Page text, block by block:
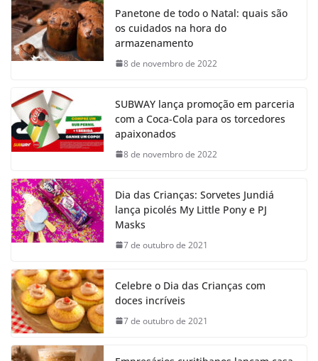
Panetone de todo o Natal: quais são
os cuidados na hora do
armazenamento
8 de novembro de 2022
SUBWAY lança promoção em parceria
com a Coca-Cola para os torcedores
apaixonados
8 de novembro de 2022
Dia das Crianças: Sorvetes Jundiá
lança picolés My Little Pony e PJ
Masks
7 de outubro de 2021
Celebre o Dia das Crianças com
doces incríveis
7 de outubro de 2021